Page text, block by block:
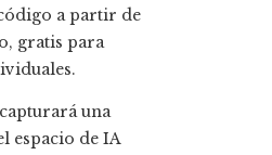
a partir de
gratis para
una
espacio de IA